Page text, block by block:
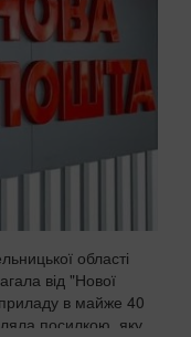
області
від "Нової
в майже 40
посилкою, яку